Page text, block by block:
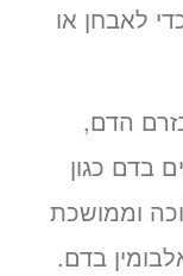
לאבחן או
הדם,
בדם כגון
וממושכת
בדם.